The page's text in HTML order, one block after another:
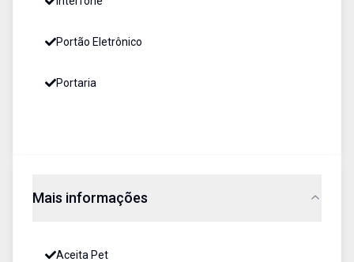
Portão Eletrônico
Portaria
Mais informações
Aceita Pet